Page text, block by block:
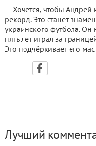
— Хочется, чтобы Андрей
рекорд. Это станет
украинского футбола.
пять лет играл за
Это подчёркивает его
Лучший